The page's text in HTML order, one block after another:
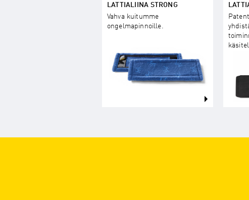
LATTIALIINA STRONG
Vahva kuitumme
ongelmapinnoille.